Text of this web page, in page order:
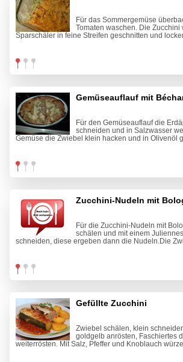
Für das Sommergemüse
Tomaten waschen. Die Zucchini
Sparschäler in feine Streifen geschnitten und
Gemüseauflauf mit
Für den Gemüseauflauf die
schneiden und in Salzwasser
Gemüse die Zwiebel klein hacken und in Olivenöl
Zucchini-Nudeln mit
Für die Zucchini-Nudeln mit
schälen und mit einem
schneiden, diese ergeben dann die Nudeln.Die
Gefüllte Zucchini
Zwiebel schälen, klein
goldgelb anrösten, Faschiertes
weiterrösten. Mit Salz, Pfeffer und Knoblauch